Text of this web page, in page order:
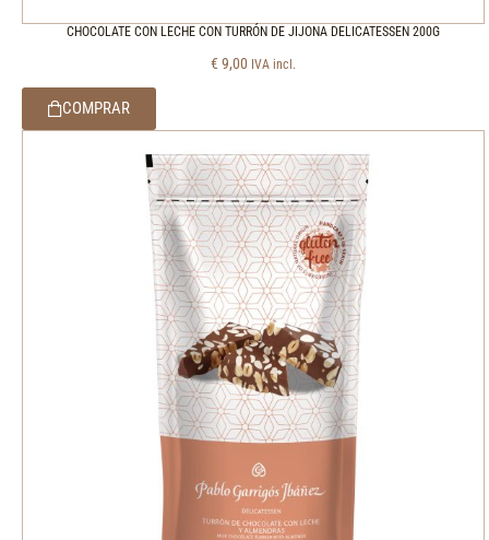
CHOCOLATE CON LECHE CON TURRÓN DE JIJONA DELICATESSEN 200G
€ 9,00 IVA incl.
COMPRAR